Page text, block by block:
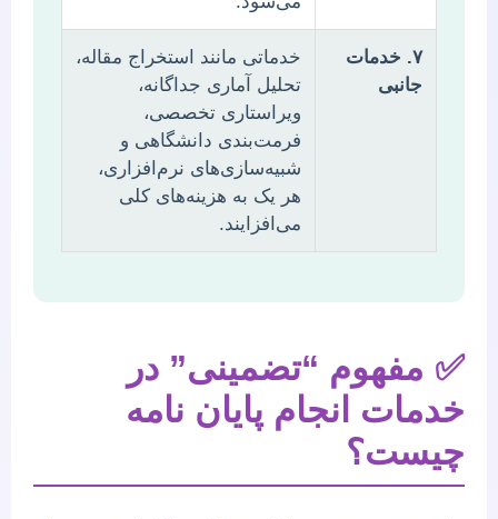
۷. خدمات
جانبی
خدماتی مانند استخراج مقاله،
تحلیل آماری جداگانه،
ویراستاری تخصصی،
فرمت‌بندی دانشگاهی و
شبیه‌سازی‌های نرم‌افزاری،
هر یک به هزینه‌های کلی
می‌افزایند.
✅ مفهوم “تضمینی” در
خدمات انجام پایان نامه
چیست؟